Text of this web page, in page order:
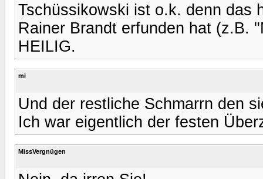
Tschüssikowski ist o.k. denn das
Rainer Brandt erfunden hat (z.B.
HEILIG.
mi
Und der restliche Schmarrn den
Ich war eigentlich der festen
MissVergnügen